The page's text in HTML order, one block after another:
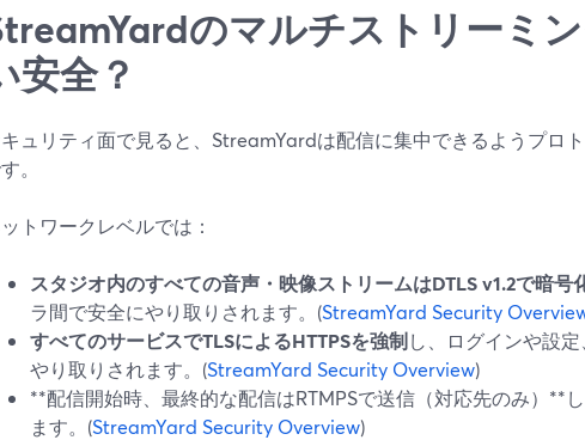
のマルチストリーミ
安全？
ュリティ面で見ると、StreamYardは配信に集中できるようプロ
。
トワークレベルでは：
スタジオ内のすべての音声・映像ストリームはDTLS v1.2で暗号
ラ間で安全にやり取りされます。(StreamYard Security
すべてのサービスでTLSによるHTTPSを強制し、ログインや設
やり取りされます。(StreamYard Security Overview)
**配信開始時、最終的な配信はRTMPSで送信（対応先のみ）**
ます。(StreamYard Security Overview)